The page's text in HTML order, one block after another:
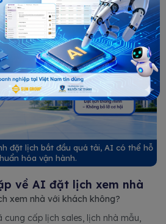
đặt lịch bắt đầu quá tải, AI có thể hỗ
hóa vận hành.
về AI đặt lịch xem nhà
xem nhà với khách không?
cung cấp lịch sales, lịch nhà mẫu,